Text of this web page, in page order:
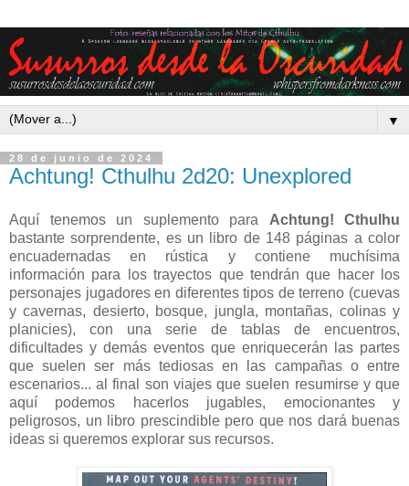
▼
28 de junio de 2024
Achtung! Cthulhu 2d20: Unexplored
Aquí tenemos un suplemento para Achtung! Cthulhu
bastante sorprendente, es un libro de 148 páginas a color
encuadernadas en rústica y contiene muchísima
información para los trayectos que tendrán que hacer los
personajes jugadores en diferentes tipos de terreno (cuevas
y cavernas, desierto, bosque, jungla, montañas, colinas y
planicies), con una serie de tablas de encuentros,
dificultades y demás eventos que enriquecerán las partes
que suelen ser más tediosas en las campañas o entre
escenarios... al final son viajes que suelen resumirse y que
aquí podemos hacerlos jugables, emocionantes y
peligrosos, un libro prescindible pero que nos dará buenas
ideas si queremos explorar sus recursos.